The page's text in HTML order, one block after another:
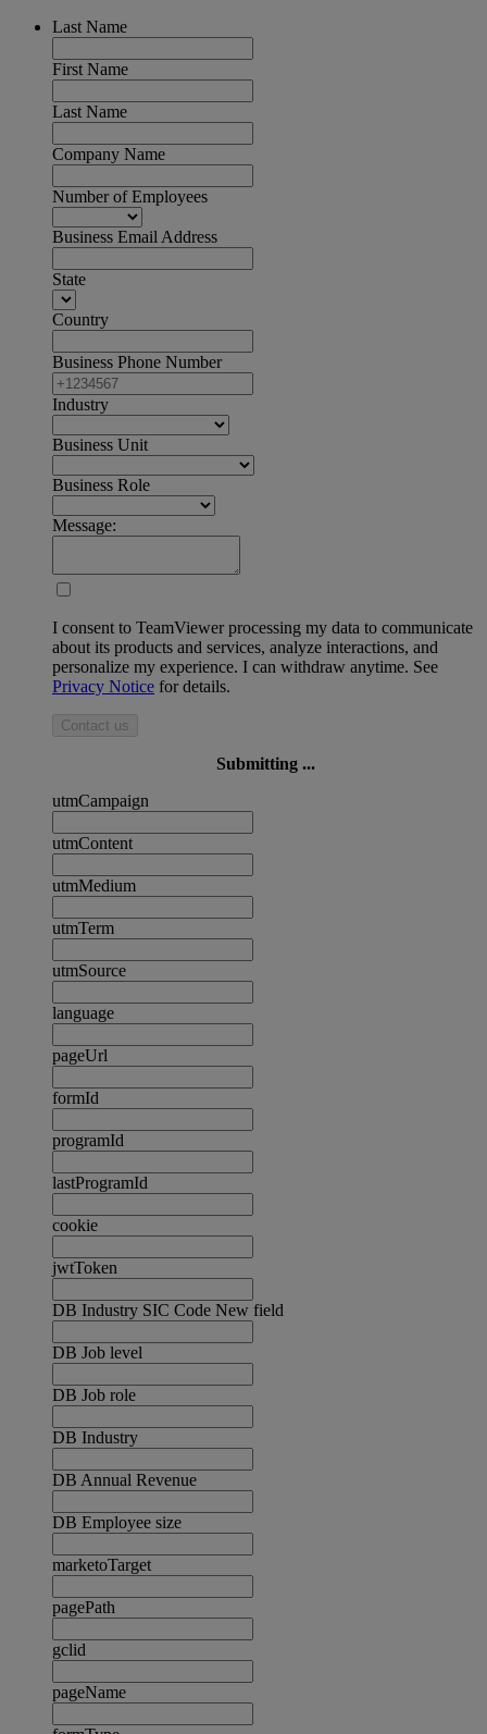
Last Name
First Name
Last Name
Company Name
Number of Employees
Business Email Address
State
Country
Business Phone Number
Industry
Business Unit
Business Role
Message:
I consent to TeamViewer processing my data to communicate
about its products and services, analyze interactions, and
personalize my experience. I can withdraw anytime. See
Privacy Notice for details.
Contact us
Submitting ...
utmCampaign
utmContent
utmMedium
utmTerm
utmSource
language
pageUrl
formId
programId
lastProgramId
cookie
jwtToken
DB Industry SIC Code New field
DB Job level
DB Job role
DB Industry
DB Annual Revenue
DB Employee size
marketoTarget
pagePath
gclid
pageName